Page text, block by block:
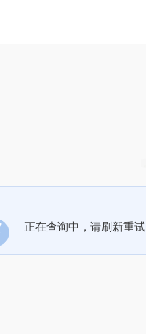
正在查询中，请刷新重试